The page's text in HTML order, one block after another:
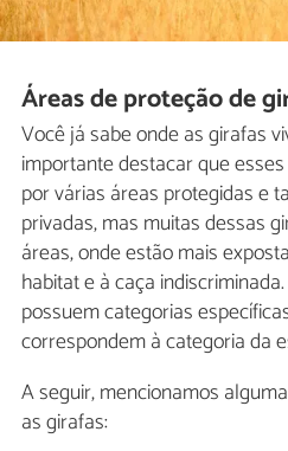
Áreas de proteção de
Você já sabe onde as girafas
importante destacar que
por várias áreas protegidas e
privadas, mas muitas dessas
áreas, onde estão mais
habitat e à caça
possuem categorias
correspondem à categoria da
A seguir, mencionamos
as girafas: